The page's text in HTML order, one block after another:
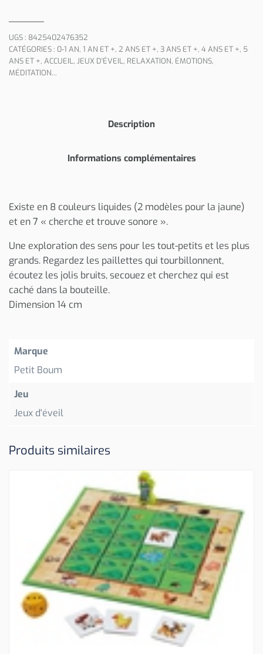
UGS : 8425402476352
CATÉGORIES : 0-1 AN, 1 AN ET +, 2 ANS ET +, 3 ANS ET +, 4 ANS ET +, 5
ANS ET +, ACCUEIL, JEUX D'ÉVEIL, RELAXATION, ÉMOTIONS,
MÉDITATION...
Description
Informations complémentaires
Existe en 8 couleurs liquides (2 modèles pour la jaune)
et en 7 « cherche et trouve sonore ».
Une exploration des sens pour les tout-petits et les plus
grands. Regardez les paillettes qui tourbillonnent,
écoutez les jolis bruits, secouez et cherchez qui est
caché dans la bouteille.
Dimension 14 cm
Marque
Petit Boum
Jeu
Jeux d'éveil
Produits similaires